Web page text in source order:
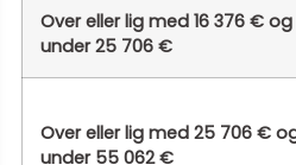
Over eller lig med 16 376 € og
under 25 706 €
Over eller lig med 25 706 €
under 55 062 €